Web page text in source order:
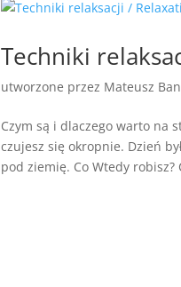
Techniki
utworzone przez Mateusz
Czym są i dlaczego warto na
czujesz się okropnie. Dzień
pod ziemię. Co Wtedy robisz?